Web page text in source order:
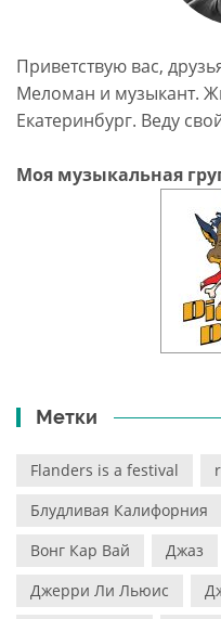
Приветствую вас,
Меломан и музыкант.
Екатеринбург. Веду
Моя музыкальная
Метки
Flanders is a festival
Блудливая Калифорния
Вонг Кар Вай
Джаз
Джерри Ли Льюис